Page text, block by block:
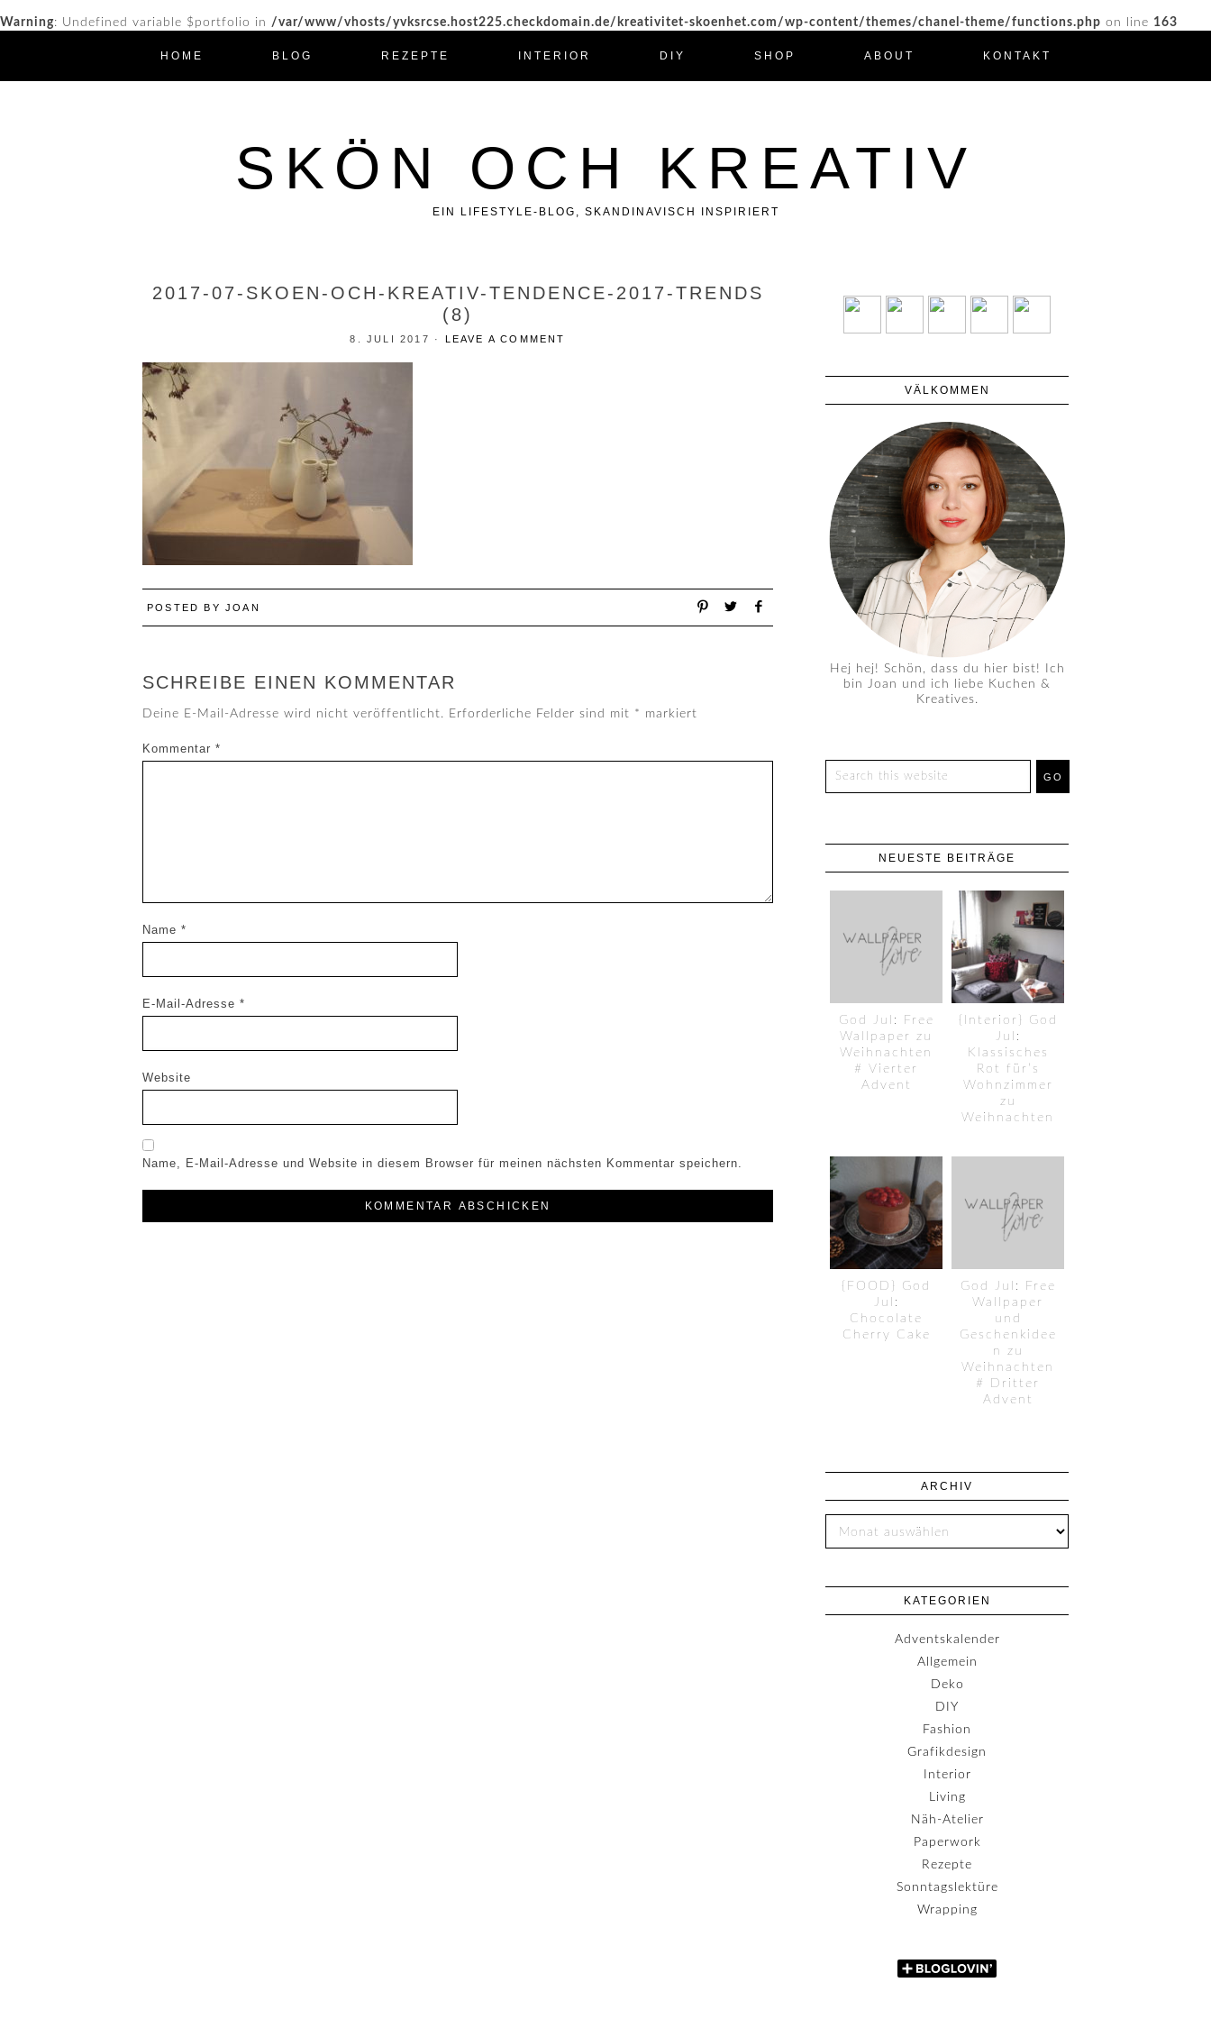
Warning: Undefined variable $portfolio in /var/www/vhosts/yvksrcse.host225.checkdomain.de/kreativitet-skoenhet.com/wp-content/themes/chanel-theme/functions.php on line 163
HOME BLOG REZEPTE INTERIOR DIY SHOP ABOUT KONTAKT
SKÖN OCH KREATIV
EIN LIFESTYLE-BLOG, SKANDINAVISCH INSPIRIERT
2017-07-SKOEN-OCH-KREATIV-TENDENCE-2017-TRENDS
(8)
8. JULI 2017 · LEAVE A COMMENT
POSTED BY JOAN
SCHREIBE EINEN KOMMENTAR
Deine E-Mail-Adresse wird nicht veröffentlicht. Erforderliche Felder sind mit * markiert
Kommentar *
Name *
E-Mail-Adresse *
Website
Name, E-Mail-Adresse und Website in diesem Browser für meinen nächsten Kommentar speichern.
VÄLKOMMEN
Hej hej! Schön, dass du hier bist! Ich
bin Joan und ich liebe Kuchen &
Kreatives.
NEUESTE BEITRÄGE
God Jul: Free
Wallpaper zu
Weihnachten
# Vierter
Advent
{Interior} God
Jul:
Klassisches
Rot für’s
Wohnzimmer
zu
Weihnachten
{FOOD} God
Jul:
Chocolate
Cherry Cake
God Jul: Free
Wallpaper
und
Geschenkidee
n zu
Weihnachten
# Dritter
Advent
ARCHIV
KATEGORIEN
Adventskalender
Allgemein
Deko
DIY
Fashion
Grafikdesign
Interior
Living
Näh-Atelier
Paperwork
Rezepte
Sonntagslektüre
Wrapping